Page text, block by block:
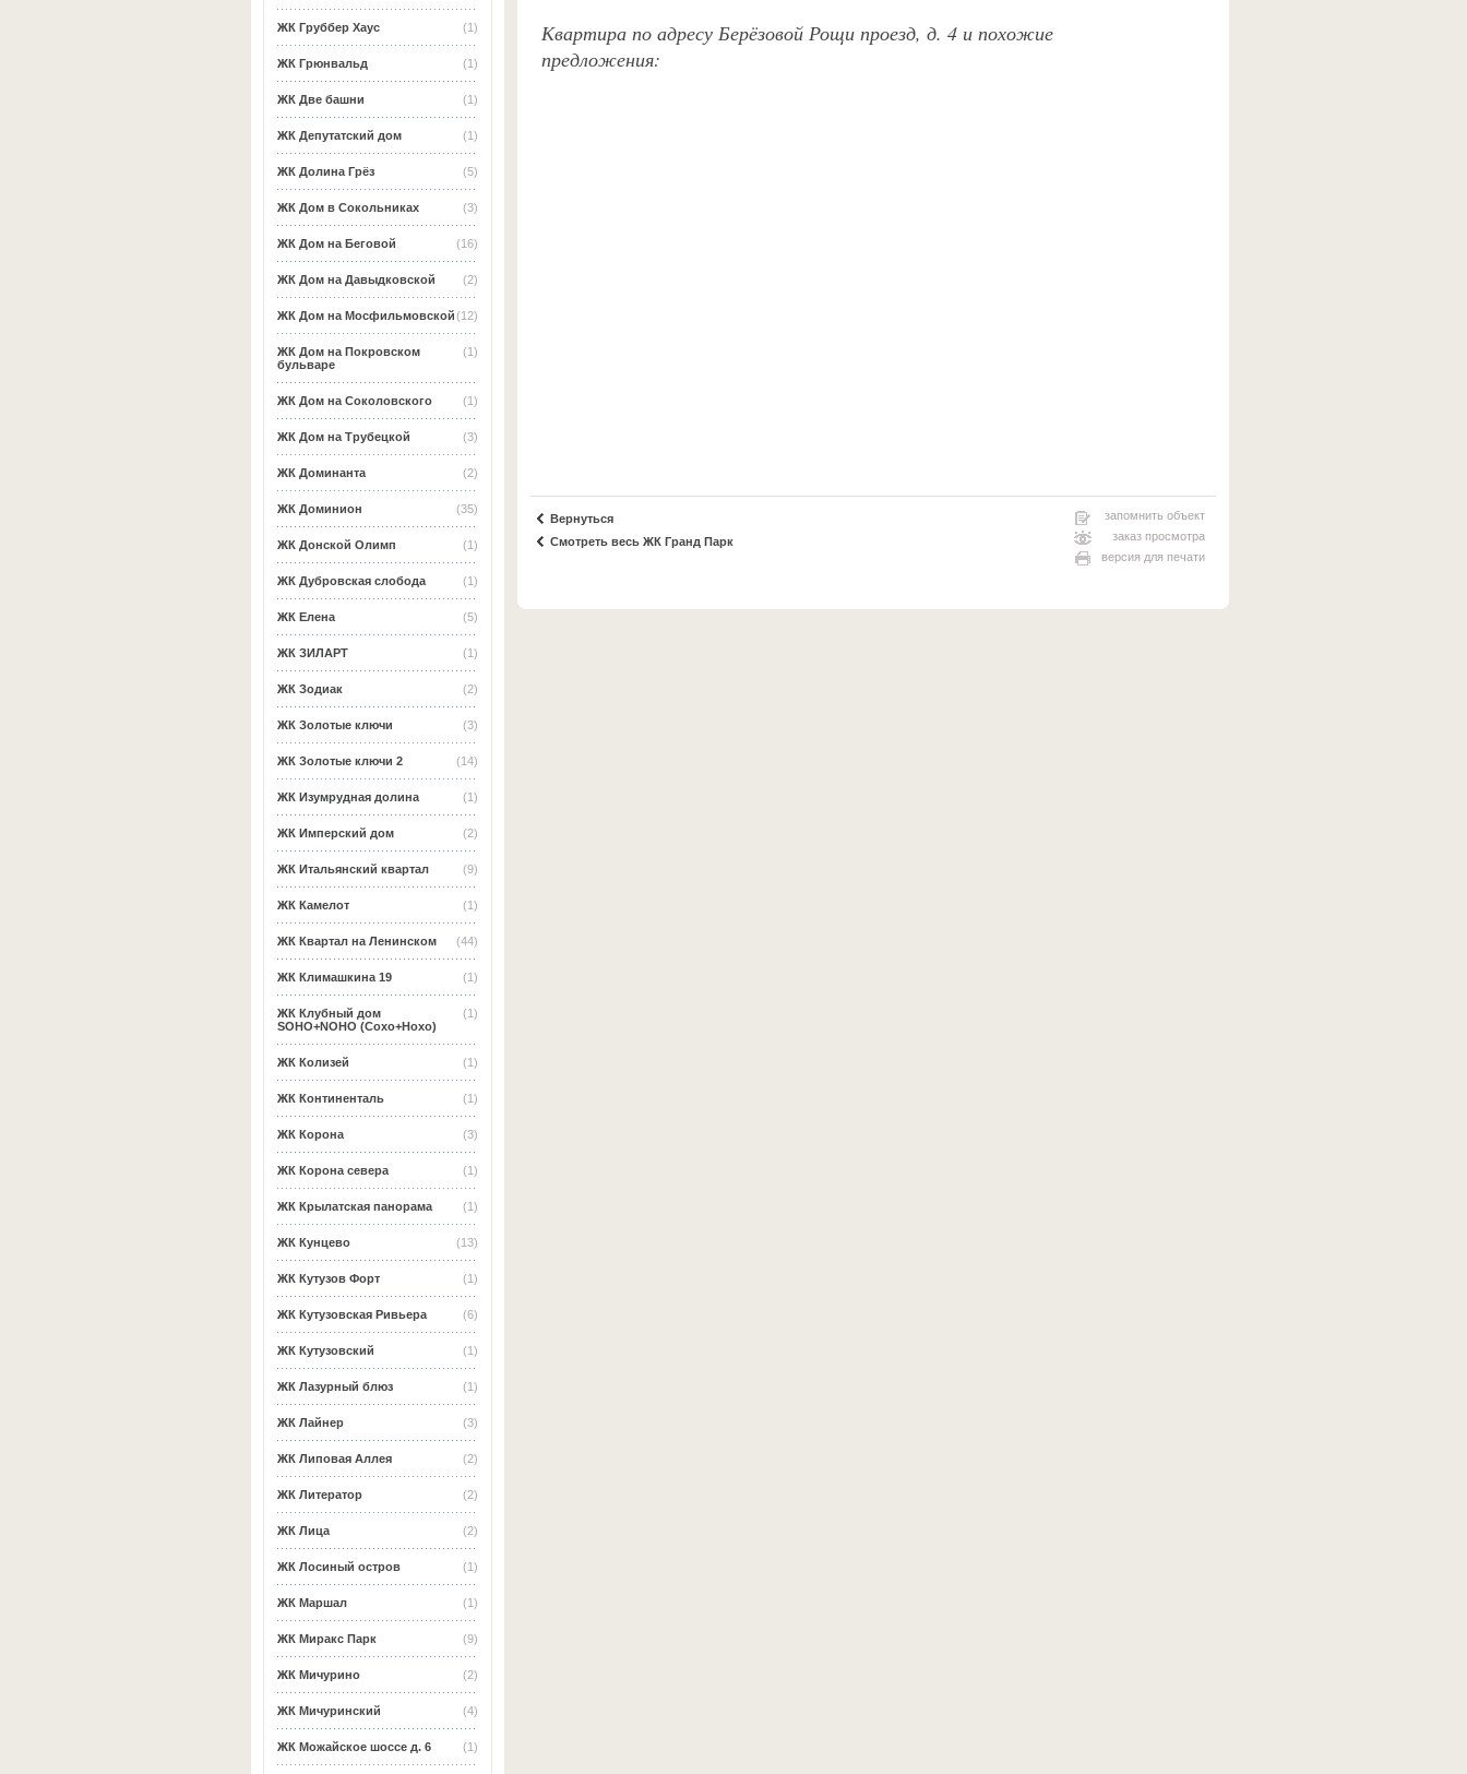
(1)
ЖК Груббер Хаус
(1)
ЖК Грюнвальд
(1)
ЖК Две башни
(1)
ЖК Депутатский дом
(5)
ЖК Долина Грёз
(3)
ЖК Дом в Сокольниках
(16)
ЖК Дом на Беговой
(2)
ЖК Дом на Давыдковской
(12)
ЖК Дом на Мосфильмовской
(1)
ЖК Дом на Покровском
бульваре
(1)
ЖК Дом на Соколовского
(3)
ЖК Дом на Трубецкой
(2)
ЖК Доминанта
(35)
ЖК Доминион
(1)
ЖК Донской Олимп
(1)
ЖК Дубровская слобода
(5)
ЖК Елена
(1)
ЖК ЗИЛАРТ
(2)
ЖК Зодиак
(3)
ЖК Золотые ключи
(14)
ЖК Золотые ключи 2
(1)
ЖК Изумрудная долина
(2)
ЖК Имперский дом
(9)
ЖК Итальянский квартал
(1)
ЖК Камелот
(44)
ЖК Квартал на Ленинском
(1)
ЖК Климашкина 19
(1)
ЖК Клубный дом
SOHO+NOHO (Сохо+Нохо)
(1)
ЖК Колизей
(1)
ЖК Континенталь
(3)
ЖК Корона
(1)
ЖК Корона севера
(1)
ЖК Крылатская панорама
(13)
ЖК Кунцево
(1)
ЖК Кутузов Форт
(6)
ЖК Кутузовская Ривьера
(1)
ЖК Кутузовский
(1)
ЖК Лазурный блюз
(3)
ЖК Лайнер
(2)
ЖК Липовая Аллея
(2)
ЖК Литератор
(2)
ЖК Лица
(1)
ЖК Лосиный остров
(1)
ЖК Маршал
(9)
ЖК Миракс Парк
(2)
ЖК Мичурино
(4)
ЖК Мичуринский
(1)
ЖК Можайское шоссе д. 6
Квартира по адресу Берёзовой Рощи проезд, д. 4 и похожие
предложения:
Вернуться
Смотреть весь ЖК Гранд Парк
запомнить объект
заказ просмотра
версия для печати